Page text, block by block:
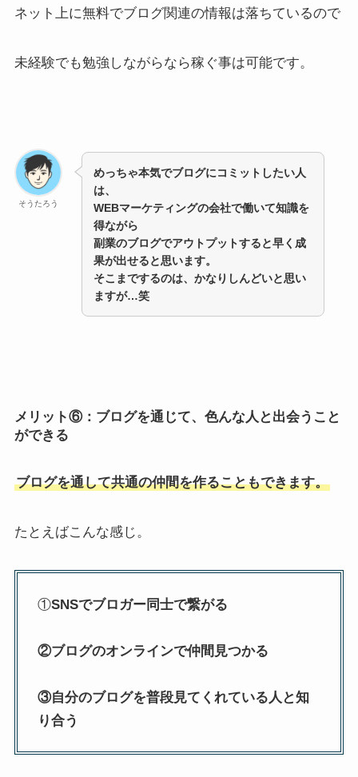
ネット上に無料でブログ関連の情報は落ちているので
未経験でも勉強しながらなら稼ぐ事は可能です。
そうたろう
めっちゃ本気でブログにコミットしたい人
は、
WEBマーケティングの会社で働いて知識を
得ながら
副業のブログでアウトプットすると早く成
果が出せると思います。
そこまでするのは、かなりしんどいと思い
ますが…笑
メリット⑥：ブログを通じて、色んな人と出会うこと
ができる
ブログを通して共通の仲間を作ることもできます。
たとえばこんな感じ。
①SNSでブロガー同士で繋がる
②ブログのオンラインで仲間見つかる
③自分のブログを普段見てくれている人と知
り合う